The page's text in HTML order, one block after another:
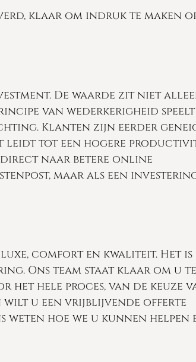
klaar om indruk te maken
De waarde zit niet
van wederkerigheid
Klanten zijn eerder
leidt tot een hogere
naar betere online
maar als een
luxe, comfort en kwaliteit. Het is
Ons team staat klaar om u te
het hele proces, van de keuze
wilt u een vrijblijvende offerte
weten hoe we u kunnen helpen